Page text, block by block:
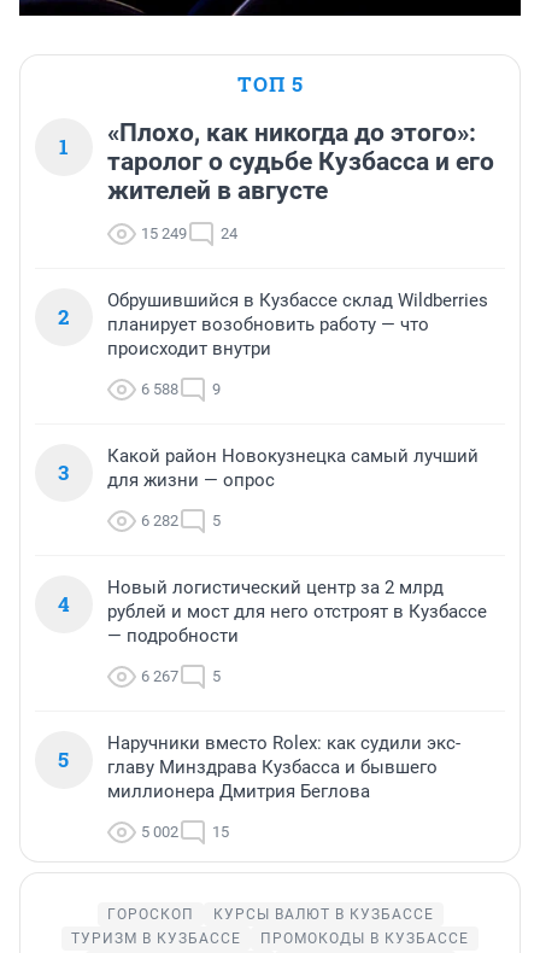
ТОП 5
1
«Плохо, как никогда до этого»:
таролог о судьбе Кузбасса и его
жителей в августе
15 249 24
2
Обрушившийся в Кузбассе склад Wildberries
планирует возобновить работу — что
происходит внутри
6 588 9
3
Какой район Новокузнецка самый лучший
для жизни — опрос
6 282 5
4
Новый логистический центр за 2 млрд
рублей и мост для него отстроят в Кузбассе
— подробности
6 267 5
5
Наручники вместо Rolex: как судили экс-
главу Минздрава Кузбасса и бывшего
миллионера Дмитрия Беглова
5 002 15
ГОРОСКОП
КУРСЫ ВАЛЮТ В КУЗБАССЕ
ТУРИЗМ В КУЗБАССЕ
ПРОМОКОДЫ В КУЗБАССЕ